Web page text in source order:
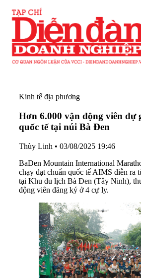
Kinh tế địa phương
Hơn 6.000 vận động viên dự
quốc tế tại núi Bà Đen
Thùy Linh • 03/08/2025 19:46
BaDen Mountain International
chạy đạt chuẩn quốc tế AIMS diễn ra
tại Khu du lịch Bà Đen (Tây Ninh),
động viên đăng ký ở 4 cự ly.